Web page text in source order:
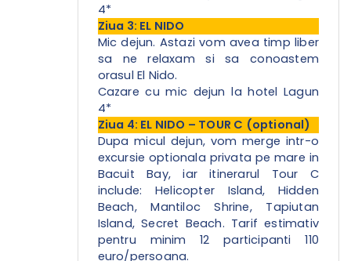
4*
Ziua 3: EL NIDO
Mic dejun. Astazi vom avea timp liber
sa ne relaxam si sa conoastem
orasul El Nido.
Cazare cu mic dejun la hotel Lagun
4*
Ziua 4: EL NIDO – TOUR C (optional)
Dupa micul dejun, vom merge intr-o
excursie optionala privata pe mare in
Bacuit Bay, iar itinerarul Tour C
include: Helicopter Island, Hidden
Beach, Mantiloc Shrine, Tapiutan
Island, Secret Beach. Tarif estimativ
pentru minim 12 participanti 110
euro/persoana.